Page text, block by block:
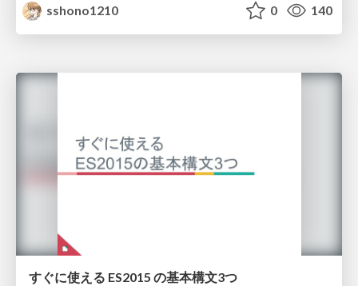
sshono1210
0 140
すぐに使える ES2015 の基本構文3つ